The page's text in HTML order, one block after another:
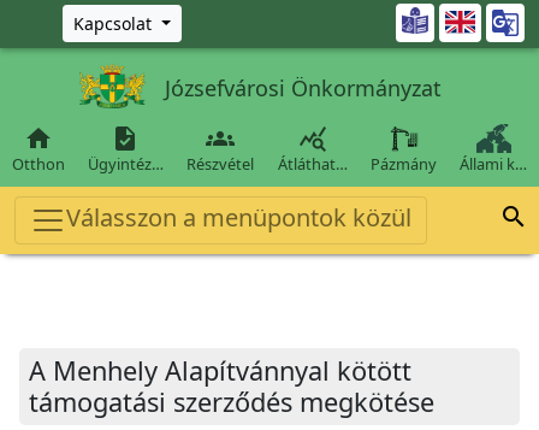
Ugrás a fő tartalomra
Kapcsolat 
Józsefvárosi Önkormányzat

Otthon

Ügyintéz…

Részvétel

Átláthat… Pázmány Állami k…
Válasszon a menüpontok közül 
A Menhely Alapítvánnyal kötött
támogatási szerződés megkötése